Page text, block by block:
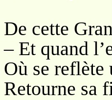
De cette
– Et quand
Où se reflète
Retourne sa